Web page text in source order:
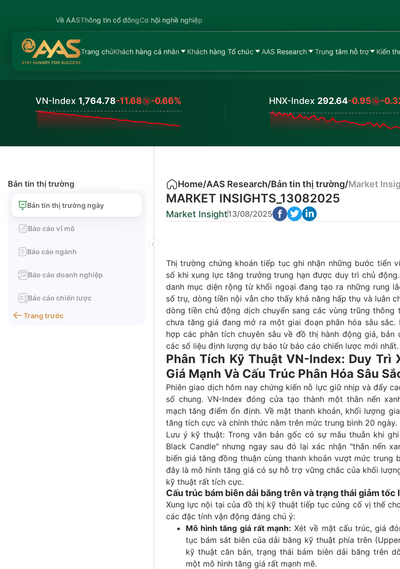
Về AASThông tin cổ đôngCơ hội nghề nghiệp
Trang chủKhách hàng cá nhân Khách hàng Tổ chức AAS Research Trung tâm hỗ trợ Kiến
VN-Index 1,764.78-11.68 -0.66% HNX-Index 292.64-0.95 -
Bản tin thị trường
Bản tin thị trường ngày
Báo cáo vĩ mô
Báo cáo ngành
Báo cáo doanh nghiệp
Báo cáo chiến lược
Trang trước
Home/AAS Research/Bản tin thị trường/Market
MARKET INSIGHTS_13082025
Market Insight13/08/2025
Thị trường chứng khoán tiếp tục ghi nhận những bước tiến
số khi xung lực tăng trưởng trung hạn được duy trì chủ
danh mục diện rộng từ khối ngoại đang tạo ra những rung
số trụ, dòng tiền nội vẫn cho thấy khả năng hấp thụ và luân
dòng tiền chủ động dịch chuyển sang các vùng trũng thông
chưa tăng giá đang mở ra một giai đoạn phân hóa sâu
hợp các phân tích chuyên sâu về đồ thị hành động giá, bản
các số liệu định lượng dự báo từ báo cáo chiến lược mới nhất.
Phân Tích Kỹ Thuật VN-Index: Duy Trì
Giá Mạnh Và Cấu Trúc Phân Hóa Sâu
Phiên giao dịch hôm nay chứng kiến nỗ lực giữ nhịp và đẩy
số chung. VN-Index đóng cửa tạo thành một thân nến
mạch tăng điểm ổn định. Về mặt thanh khoản, khối lượng
tăng tích cực và chính thức nằm trên mức trung bình 20 ngày.
Lưu ý kỹ thuật: Trong văn bản gốc có sự mâu thuẫn khi ghi
Black Candle" nhưng ngay sau đó lại xác nhận "thân nến
biến giá tăng đồng thuận cùng thanh khoản vượt mức trung
đây là mô hình tăng giá có sự hỗ trợ vững chắc của khối
kỹ thuật rất tích cực.
Cấu trúc bám biên dải băng trên và trạng thái giảm tốc
Xung lực nội tại của đồ thị kỹ thuật tiếp tục củng cố vị thế
các đặc tính vận động đáng chú ý:
Mô hình tăng giá rất mạnh: Xét về mặt cấu trúc, giá
tục bám sát biên của dải băng kỹ thuật phía trên
kỹ thuật căn bản, trạng thái bám biên dải băng trên
một mô hình tăng giá rất mạnh mẽ.